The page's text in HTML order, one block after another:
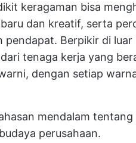
keragaman bisa
dan kreatif, serta
pendapat. Berpikir di
tenaga kerja yang
dengan setiap
mendalam
perusahaan.